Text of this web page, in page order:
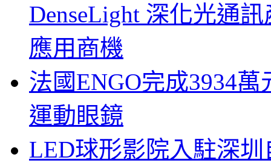
DenseLight 深化光通
應用商機
法國ENGO完成3934
運動眼鏡
LED球形影院入駐深